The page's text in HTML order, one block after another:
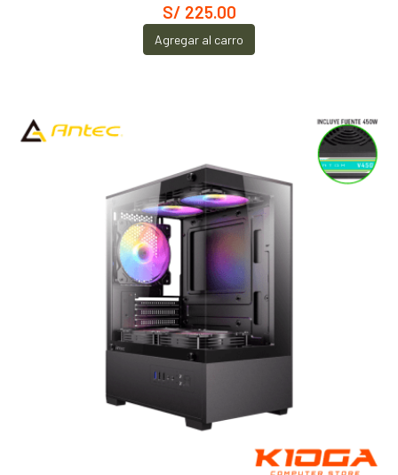
S/ 225.00
Agregar al carro